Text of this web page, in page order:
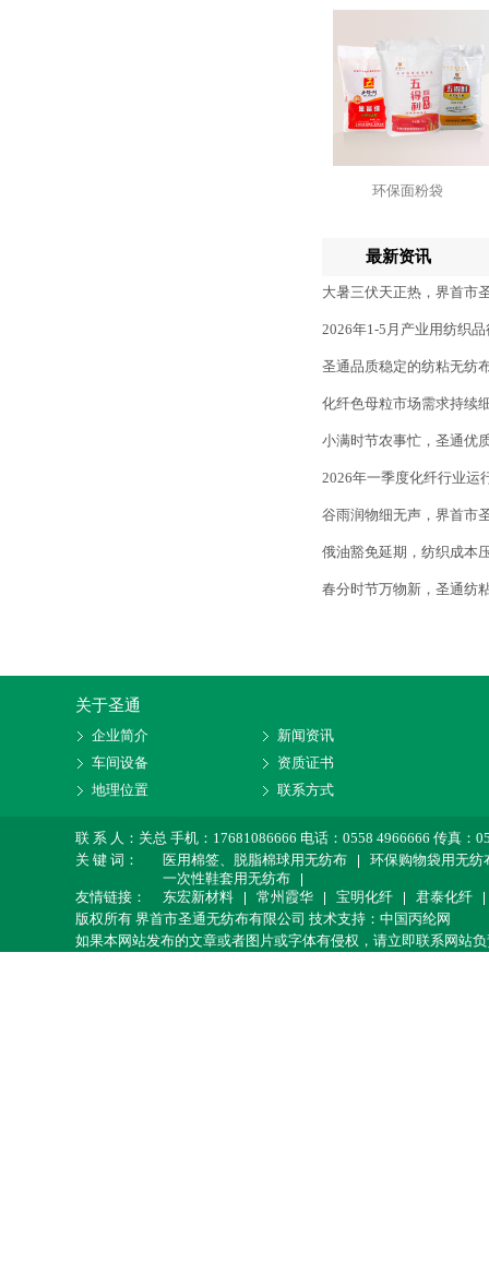
环保面粉袋
最新资讯
大暑三伏天正热，界首市
2026年1-5月产业用纺织
圣通品质稳定的纺粘无纺
化纤色母粒市场需求持续
小满时节农事忙，圣通优
2026年一季度化纤行业运
谷雨润物细无声，界首市
俄油豁免延期，纺织成本
春分时节万物新，圣通纺
关于圣通
企业简介
新闻资讯
车间设备
资质证书
地理位置
联系方式
联 系 人：关总 手机：17681086666 电话：0558 4966666 传真
关 键 词：
医用棉签、脱脂棉球用无纺布
环保购物袋用无纺
一次性鞋套用无纺布
友情链接：
东宏新材料 常州霞华 宝明化纤
君泰化纤
版权所有 界首市圣通无纺布有限公司 技术支持： 中国丙纶网
如果本网站发布的文章或者图片或字体有侵权，请立即联系网站